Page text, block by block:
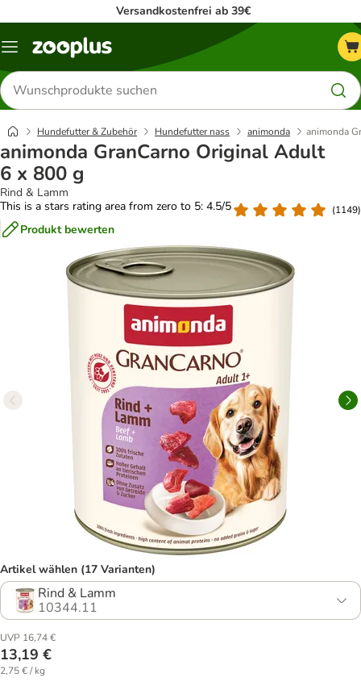
Versandkostenfrei ab 39€
Menü
Produkte
suchen
Hundefutter & Zubehör Hundefutter nass animonda animonda
animonda GranCarno Original Adult
6 x 800 g
Rind & Lamm
This is a stars rating area from zero to 5: 4.5/5
(1149)
Produkt bewerten
Artikel wählen (17 Varianten)
Rind & Lamm
10344.11
UVP 16,74 €
13,19 €
2,75 € / kg